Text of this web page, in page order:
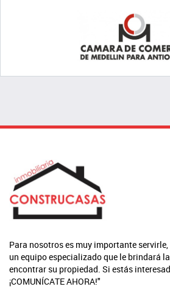
Para nosotros es muy importante
un equipo especializado que le brindará
encontrar su propiedad. Si estás
¡COMUNÍCATE AHORA!"